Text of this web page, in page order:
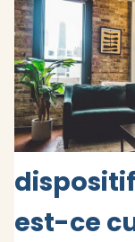
est-ce